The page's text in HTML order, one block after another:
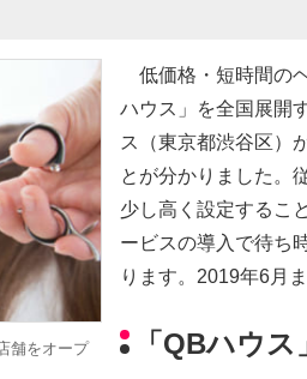
舗をオープ
低価格・短時間の
ハウス」を全国展開
ス（東京都渋谷区）
とが分かりました。
少し高く設定するこ
ービスの導入で待ち
ります。2019年6月
「QBハウ